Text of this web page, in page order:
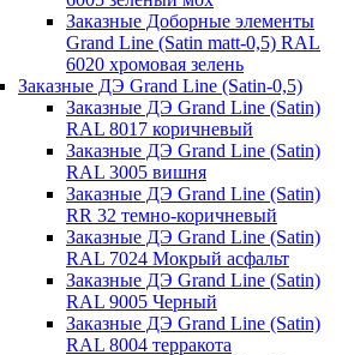
Заказные Доборные элементы
Grand Line (Satin matt-0,5) RAL
6020 хромовая зелень
Заказные ДЭ Grand Line (Satin-0,5)
Заказные ДЭ Grand Line (Satin)
RAL 8017 коричневый
Заказные ДЭ Grand Line (Satin)
RAL 3005 вишня
Заказные ДЭ Grand Line (Satin)
RR 32 темно-коричневый
Заказные ДЭ Grand Line (Satin)
RAL 7024 Мокрый асфальт
Заказные ДЭ Grand Line (Satin)
RAL 9005 Черный
Заказные ДЭ Grand Line (Satin)
RAL 8004 терракота